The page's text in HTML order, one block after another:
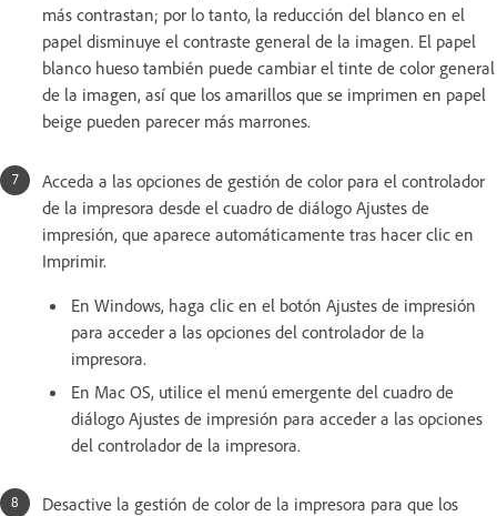
más contrastan; por lo tanto, la reducción del blanco en el
papel disminuye el contraste general de la imagen. El papel
blanco hueso también puede cambiar el tinte de color general
de la imagen, así que los amarillos que se imprimen en papel
beige pueden parecer más marrones.
Acceda a las opciones de gestión de color para el controlador
de la impresora desde el cuadro de diálogo Ajustes de
impresión, que aparece automáticamente tras hacer clic en
Imprimir.
En Windows, haga clic en el botón Ajustes de impresión
para acceder a las opciones del controlador de la
impresora.
En Mac OS, utilice el menú emergente del cuadro de
diálogo Ajustes de impresión para acceder a las opciones
del controlador de la impresora.
Desactive la gestión de color de la impresora para que los